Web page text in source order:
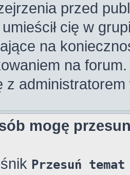
przed
cię w
na
na
z administratorem
mogę
Przesuń